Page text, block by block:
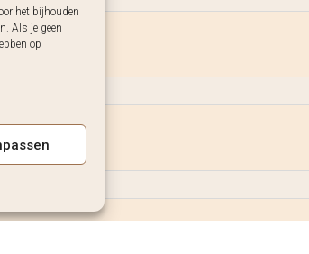
het bijhouden
Als je geen
op